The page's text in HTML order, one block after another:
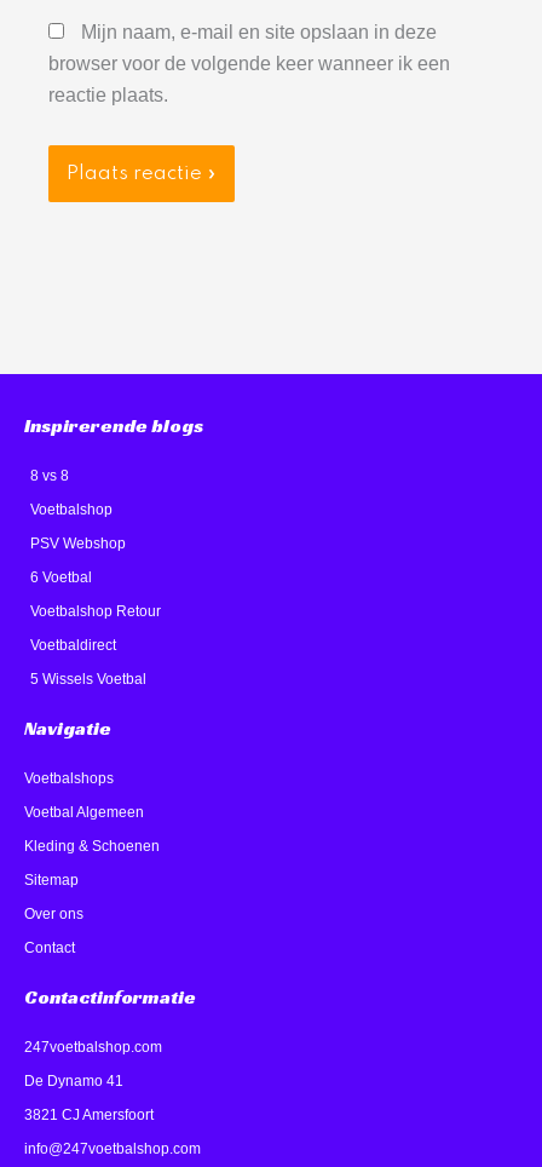
Mijn naam, e-mail en site opslaan in deze
browser voor de volgende keer wanneer ik een
reactie plaats.
Inspirerende blogs
8 vs 8
Voetbalshop
PSV Webshop
6 Voetbal
Voetbalshop Retour
Voetbaldirect
5 Wissels Voetbal
Navigatie
Voetbalshops
Voetbal Algemeen
Kleding & Schoenen
Sitemap
Over ons
Contact
Contactinformatie
247voetbalshop.com
De Dynamo 41
3821 CJ Amersfoort
info@247voetbalshop.com